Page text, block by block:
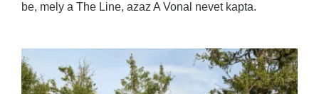
be, mely a The Line, azaz A Vonal nevet kapta.